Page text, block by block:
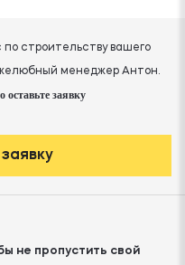
по строительству вашего
менеджер Антон.
оставьте заявку
не пропустить свой